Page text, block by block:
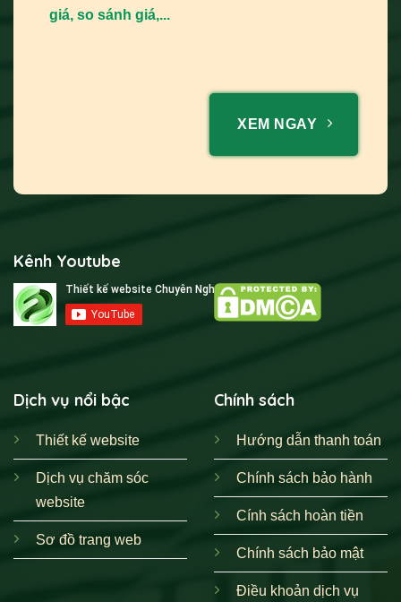
giá, so sánh giá,...
XEM NGAY
Kênh Youtube
Dịch vụ nổi bậc
Thiết kế website
Dịch vụ chăm sóc
website
Sơ đồ trang web
Chính sách
Hướng dẫn thanh toán
Chính sách bảo hành
Cính sách hoàn tiền
Chính sách bảo mật
Điều khoản dịch vụ